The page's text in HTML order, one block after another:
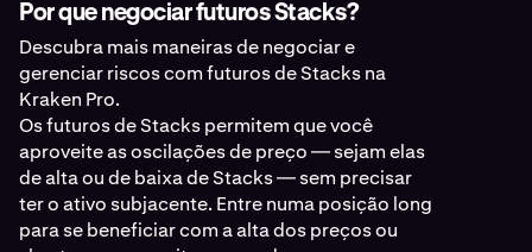
Por que negociar futuros Stacks?
Descubra mais maneiras de negociar e
gerenciar riscos com futuros de Stacks na
Kraken Pro.
Os futuros de Stacks permitem que você
aproveite as oscilações de preço — sejam elas
de alta ou de baixa de Stacks — sem precisar
ter o ativo subjacente. Entre numa posição long
para se beneficiar com a alta dos preços ou